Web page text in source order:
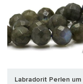
Labradorit Perlen um